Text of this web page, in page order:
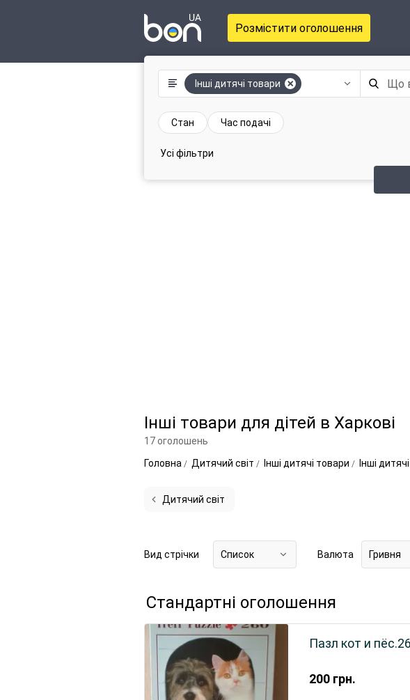
Розмістити оголошення
Інші дитячі товари
Стан Час подачі
Усі фільтри
Інші товари для дітей в Харкові
17 оголошень
Головна
Дитячий світ Інші дитячі товари Інші
Дитячий світ
Вид стрічки Список Валюта Гривня
Стандартні оголошення
200 грн.
Пазл кот и